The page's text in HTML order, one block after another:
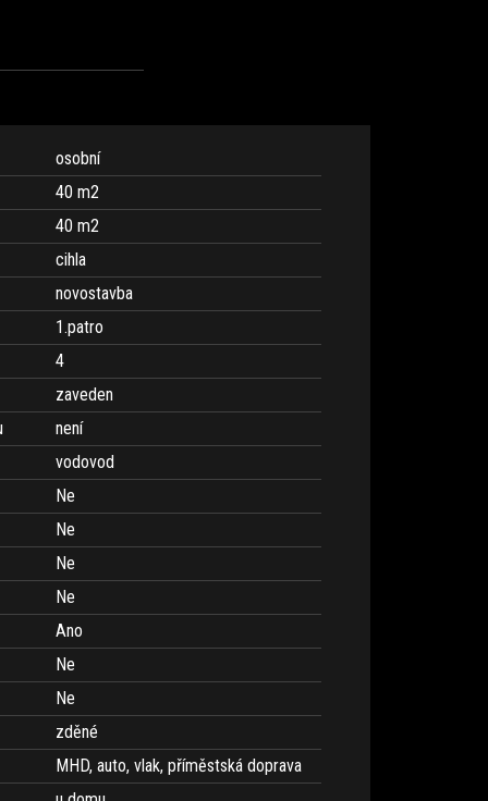
osobní
40 m2
40 m2
cihla
novostavba
1.patro
4
zaveden
není
vodovod
Ne
Ne
Ne
Ne
Ano
Ne
Ne
zděné
MHD, auto, vlak, příměstská doprava